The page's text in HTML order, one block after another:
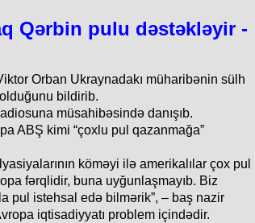
Qərbin pulu dəstəkləyir -
Orban Ukraynadakı müharibənin sülh
bildirib.
müsahibəsində danışıb.
ABŞ kimi “çoxlu pul qazanmağa”
köməyi ilə amerikalılar çox pul
fərqlidir, buna uyğunlaşmayıb. Biz
pul istehsal edə bilmərik”, – baş nazir
iqtisadiyyatı problem içindədir.